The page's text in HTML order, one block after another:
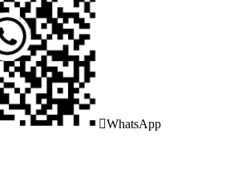
WhatsApp